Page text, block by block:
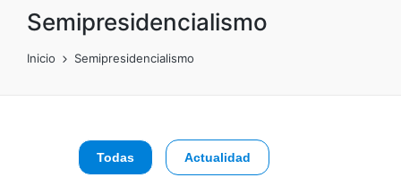
Semipresidencialismo
Inicio Semipresidencialismo
Todas Actualidad